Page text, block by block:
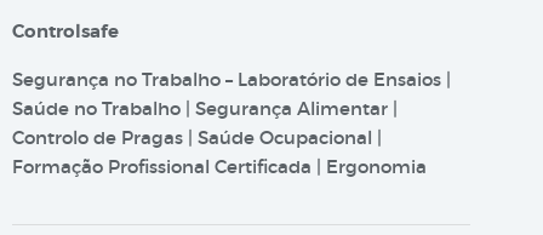
Controlsafe
Segurança no Trabalho – Laboratório de Ensaios |
Saúde no Trabalho | Segurança Alimentar |
Controlo de Pragas | Saúde Ocupacional |
Formação Profissional Certificada | Ergonomia